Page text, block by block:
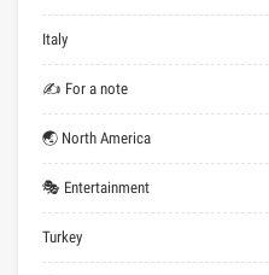
Italy
✍ For a note
🌏 North America
🎭 Entertainment
Turkey